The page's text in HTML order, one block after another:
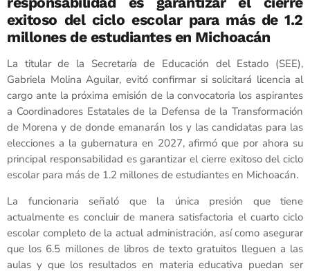
exitoso del ciclo escolar para más de 1.2
millones de estudiantes en Michoacán
La titular de la Secretaría de Educación del Estado (SEE),
Gabriela Molina Aguilar, evitó confirmar si solicitará licencia al
cargo ante la próxima emisión de la convocatoria los aspirantes
a Coordinadores Estatales de la Defensa de la Transformación
de Morena y de donde emanarán los y las candidatas para las
elecciones a la gubernatura en 2027, afirmó que por ahora su
principal responsabilidad es garantizar el cierre exitoso del ciclo
escolar para más de 1.2 millones de estudiantes en Michoacán.
La funcionaria señaló que la única presión que tiene
actualmente es concluir de manera satisfactoria el cuarto ciclo
escolar completo de la actual administración, así como asegurar
que los 6.5 millones de libros de texto gratuitos lleguen a las
aulas y que los resultados en materia educativa puedan ser